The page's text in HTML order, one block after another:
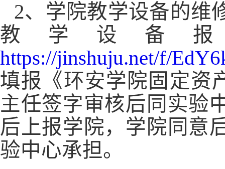
2、学院教学设备的维
教学设备
https://jinshuju.net/f/
填报《环安学院固定资
主任签字审核后同实验
后上报学院，学院同意
验中心承担。